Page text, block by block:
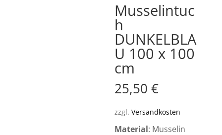
Musselintuc
h
DUNKELBLA
U 100 x 100
cm
25,50€
zzgl.Versandkosten
Material: Musselin